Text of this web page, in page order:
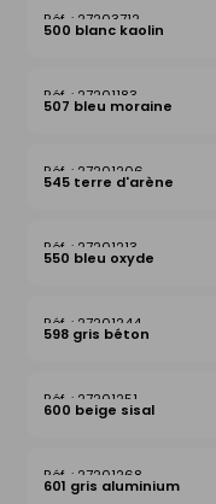
27203712
500 blanc kaolin
27201183
507 bleu moraine
27201206
545 terre d'arène
27201213
550 bleu oxyde
27201244
598 gris béton
27201251
600 beige sisal
27201268
601 gris aluminium